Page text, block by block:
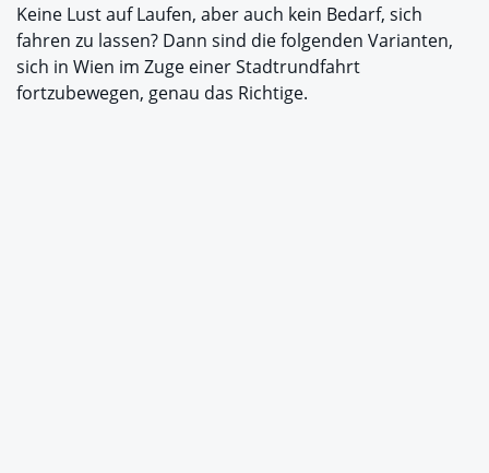
Keine Lust auf Laufen, aber auch kein Bedarf, sich
fahren zu lassen? Dann sind die folgenden Varianten,
sich in Wien im Zuge einer Stadtrundfahrt
fortzubewegen, genau das Richtige.